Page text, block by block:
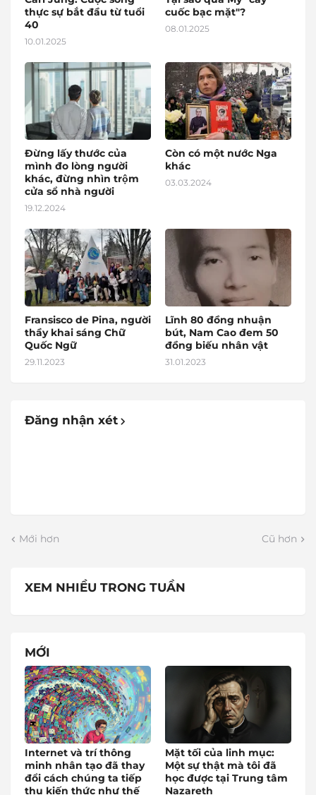
thực sự bắt đầu từ tuổi
40
10.01.2025
cuốc bạc mặt"?
08.01.2025
Đừng lấy thước của
mình đo lòng người
khác, đừng nhìn trộm
cửa sổ nhà người
19.12.2024
Còn có một nước Nga
khác
03.03.2024
Fransisco de Pina, người
thầy khai sáng Chữ
Quốc Ngữ
29.11.2023
Lĩnh 80 đồng nhuận
bút, Nam Cao đem 50
đồng biếu nhân vật
31.01.2023
Đăng nhận xét
Mới hơn Cũ hơn
XEM NHIỀU TRONG TUẦN
MỚI
Internet và trí thông
minh nhân tạo đã thay
đổi cách chúng ta tiếp
thu kiến thức như thế
Mặt tối của linh mục:
Một sự thật mà tôi đã
học được tại Trung tâm
Nazareth